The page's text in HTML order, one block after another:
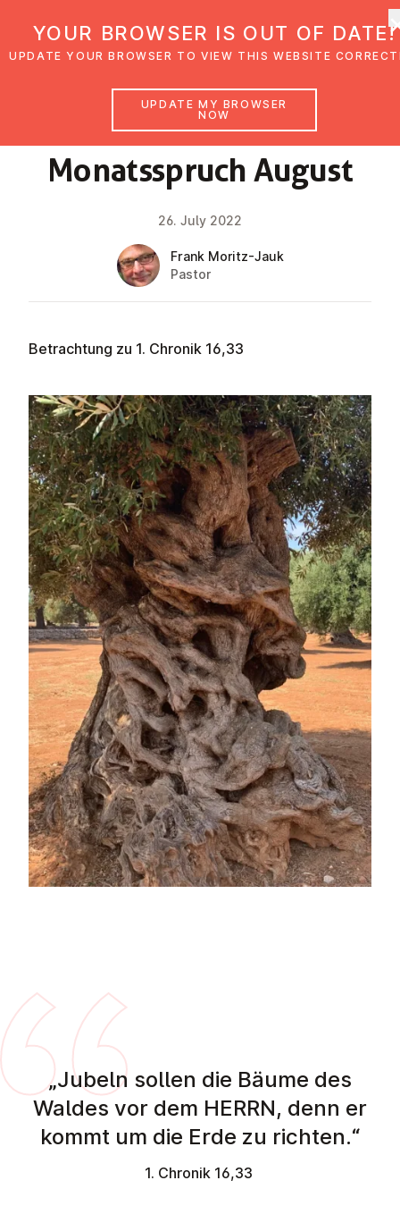
Mon­atss­pruch August
FAITH IMPULSE
26. July 2022
Frank Moritz-Jauk
Pastor
Betrachtung zu 1. Chronik 16,33
„Jubeln sollen die Bäume des
Waldes vor dem HERRN, denn er
kommt um die Erde zu richten.“
1. Chronik 16,33
YOUR BROWSER IS OUT OF DATE!
UPDATE YOUR BROWSER TO VIEW THIS WEBSITE
UPDATE MY BROWSER
NOW